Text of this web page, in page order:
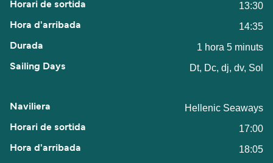
13:30
14:35
1 hora 5 minuts
Dt, Dc, dj, dv, Sol
Hellenic Seaways
17:00
18:05